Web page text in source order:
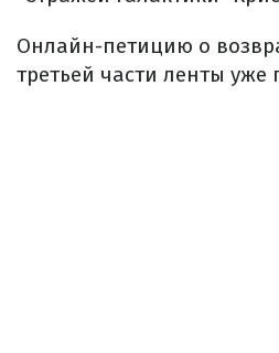
Онлайн-петицию о
третьей части ленты уже